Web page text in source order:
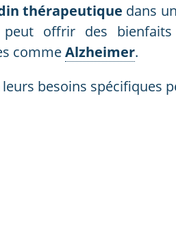
thérapeutique dans
peut offrir des
commeAlzheimer.
besoins spécifiques